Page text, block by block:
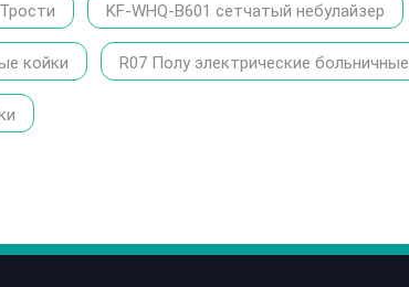
KF-WHQ-B601 сетчатый небулайзер
койки R07 Полу электрические